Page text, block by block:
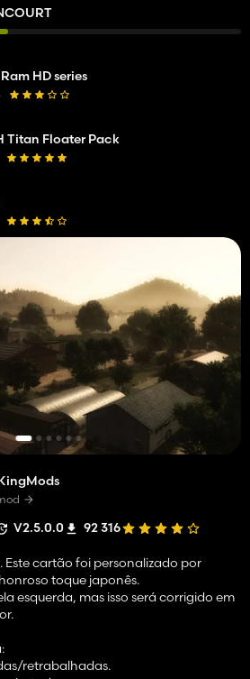
V2.5.0.0 92 316
Este cartão foi personalizado por
toque japonês.
esquerda, mas isso será corrigido em
retrabalhadas.
HD series
Titan Floater Pack